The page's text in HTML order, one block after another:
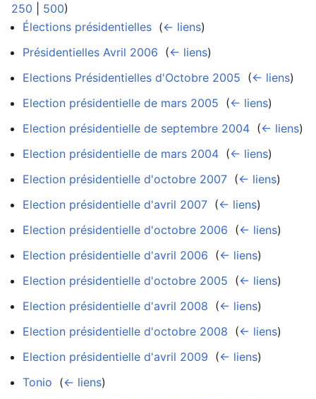
250
500)
Élections présidentielles (← liens)
Présidentielles Avril 2006 (← liens)
Elections Présidentielles d'Octobre 2005 (← liens)
Election présidentielle de mars 2005 (← liens)
Election présidentielle de septembre 2004 (← liens)
Election présidentielle de mars 2004 (← liens)
Election présidentielle d'octobre 2007 (← liens)
Election présidentielle d'avril 2007 (← liens)
Election présidentielle d'octobre 2006 (← liens)
Election présidentielle d'avril 2006 (← liens)
Election présidentielle d'octobre 2005 (← liens)
Election présidentielle d'avril 2008 (← liens)
Election présidentielle d'octobre 2008 (← liens)
Election présidentielle d'avril 2009 (← liens)
Tonio (← liens)